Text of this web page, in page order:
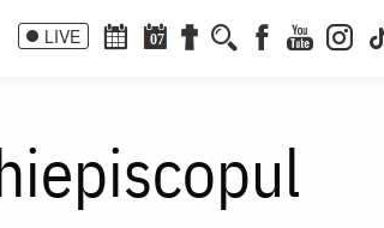
LIVE 07